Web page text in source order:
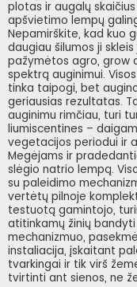
plotas ir augalų
apšvietimo lempų
Nepamirškite, kad kuo
daugiau šilumos ji
pažymėtos agro, grow
spektrą auginimui.
tinka taipogi, bet
geriausias rezultatas.
auginimu rimčiau, turi
liumiscentines –
vegetacijos periodui ir
Megėjams ir
slėgio natrio lempą.
su paleidimo
vertėtų pilnoje
testuotą gamintojo,
atitinkamų žinių
mechanizmuo,
instaliacija, įskaitant
tvarkingai ir tik virš
tvirtinti ant sienos, ne